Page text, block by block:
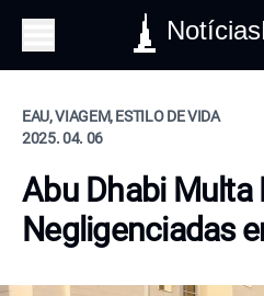
EAU, VIAGEM, ESTILO DE VIDA
2025. 04. 06
Abu Dhabi Multa
Negligenciadas